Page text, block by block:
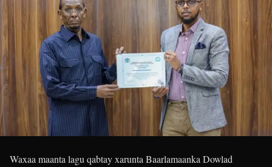
Waxaa maanta lagu qabtay xarunta Baarlamaanka Dowlad